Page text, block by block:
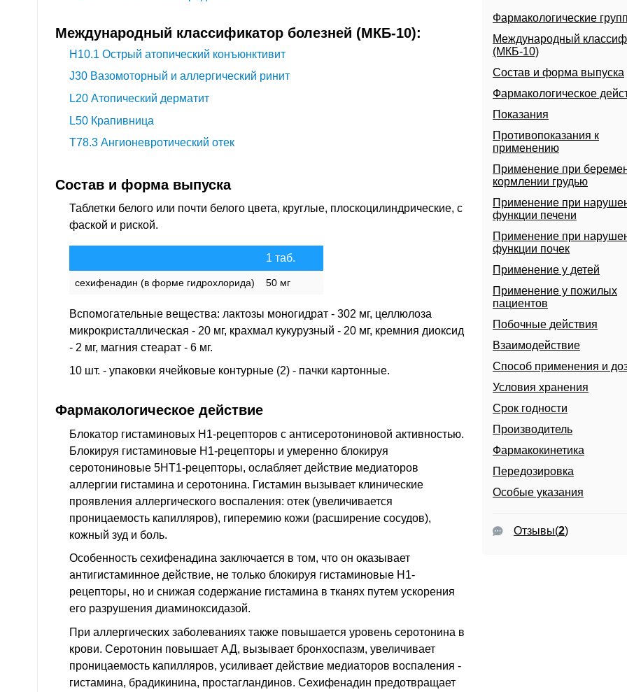
Международный классификатор болезней (МКБ-10):
H10.1 Острый атопический конъюнктивит
J30 Вазомоторный и аллергический ринит
L20 Атопический дерматит
L50 Крапивница
T78.3 Ангионевротический отек
Состав и форма выпуска
Таблетки белого или почти белого цвета, круглые, плоскоцилиндрические, с
фаской и риской.
1 таб.
сехифенадин (в форме гидрохлорида) 50 мг
Вспомогательные вещества: лактозы моногидрат - 302 мг, целлюлоза
микрокристаллическая - 20 мг, крахмал кукурузный - 20 мг, кремния диоксид
- 2 мг, магния стеарат - 6 мг.
10 шт. - упаковки ячейковые контурные (2) - пачки картонные.
Фармакологическое действие
Блокатор гистаминовых Н1-рецепторов с антисеротониновой активностью.
Блокируя гистаминовые Н1-рецепторы и умеренно блокируя
серотониновые 5НТ1-рецепторы, ослабляет действие медиаторов
аллергии гистамина и серотонина. Гистамин вызывает клинические
проявления аллергического воспаления: отек (увеличивается
проницаемость капилляров), гиперемию кожи (расширение сосудов),
кожный зуд и боль.
Особенность сехифенадина заключается в том, что он оказывает
антигистаминное действие, не только блокируя гистаминовые Н1-
рецепторы, но и снижая содержание гистамина в тканях путем ускорения
его разрушения диаминоксидазой.
При аллергических заболеваниях также повышается уровень серотонина в
крови. Серотонин повышает АД, вызывает бронхоспазм, увеличивает
проницаемость капилляров, усиливает действие медиаторов воспаления -
гистамина, брадикинина, простагландинов. Сехифенадин предотвращает
Фармакологические
Международный
(МКБ-10)
Состав и форма выпуска
Фармакологическое
Показания
Противопоказания к
применению
Применение при
кормлении грудью
Применение при
функции печени
Применение при
функции почек
Применение у детей
Применение у пожилых
пациентов
Побочные действия
Взаимодействие
Способ применения и
Условия хранения
Срок годности
Производитель
Фармакокинетика
Передозировка
Особые указания
Отзывы(2)